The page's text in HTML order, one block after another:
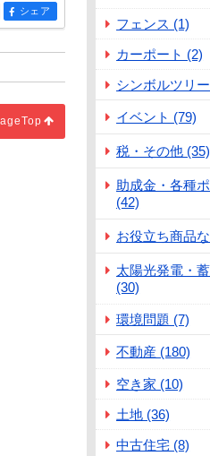
entry1083
シェア
る方へ！収納の実例とポイントを紹
フェンス (1)
カーポート (2)
シンボルツリ
イベント (79)
税・その他 (35)
助成金・各種
(42)
お役立ち商品
太陽光発電・
(30)
環境問題 (7)
不動産 (180)
空き家 (10)
土地 (36)
中古住宅 (8)